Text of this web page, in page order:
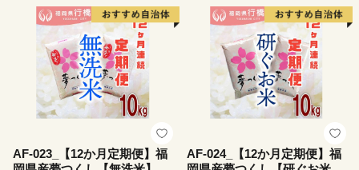
AF-023_【12か月定期便】福
AF-024_【12か月定期便】福